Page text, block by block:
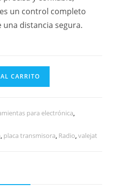
un control completo
distancia segura.
CARRITO
para electrónica,
, placa transmisora, Radio,valejat